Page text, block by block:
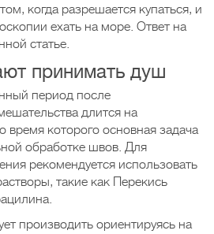
когда разрешается купаться, и
ехать на море. Ответ на
статье.
принимать душ
период после
длится на
время которого основная задача
обработке швов. Для
рекомендуется использовать
такие как Перекись
производить ориентируясь на